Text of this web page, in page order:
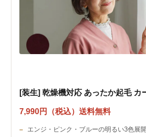
[装生] 乾燥機対応 あったか起毛 カ
7,990円（税込）送料無料
エンジ・ピンク・ブルーの明るい3色展開